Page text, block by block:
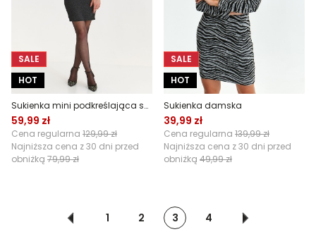
SALE
HOT
Sukienka mini podkreślająca sylwetkę
59,99 zł
Cena regularna 129,99 zł
Najniższa cena z 30 dni przed
obniżką 79,99 zł
SALE
HOT
Sukienka damska
39,99 zł
Cena regularna 139,99 zł
Najniższa cena z 30 dni przed
obniżką 49,99 zł
1 2 3 4